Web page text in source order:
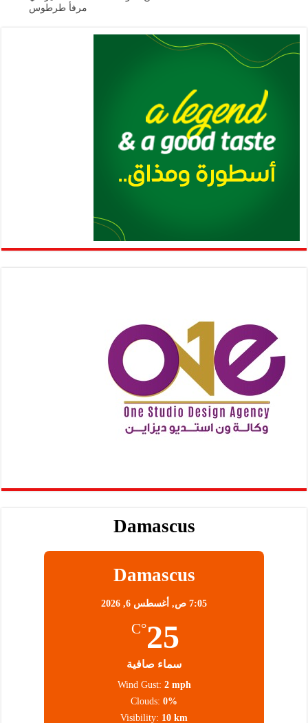
p
مرفأ طرطوس
Damascus
Damascus
7:05 ص, أغسطس 6, 2026
25
°C
سماء صافية
Wind Gust: 2 mph
Clouds: 0%
Visibility: 10 km